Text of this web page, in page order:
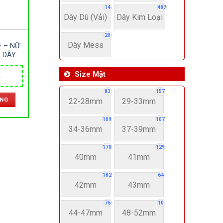
14
Dây Dù (Vải)
487
Dây Kim Loại
20
Dây Mess
Size Mặt
83
22-28mm
157
29-33mm
109
34-36mm
107
37-39mm
170
40mm
129
41mm
182
42mm
64
43mm
76
44-47mm
10
48-52mm
– NỮ
DÂY
–
₫.